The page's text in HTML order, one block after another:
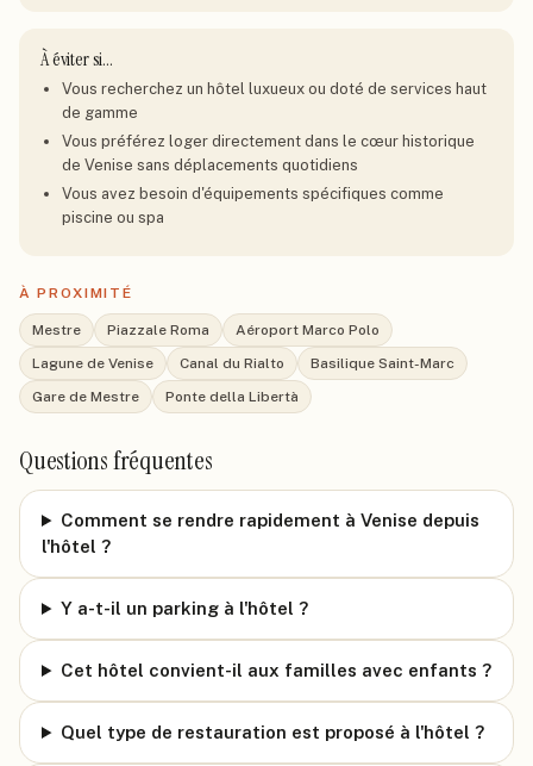
À éviter si…
Vous recherchez un hôtel luxueux ou doté de services haut
de gamme
Vous préférez loger directement dans le cœur historique
de Venise sans déplacements quotidiens
Vous avez besoin d'équipements spécifiques comme
piscine ou spa
À PROXIMITÉ
Mestre Piazzale Roma
Aéroport Marco Polo
Lagune de Venise
Canal du Rialto
Basilique Saint-Marc
Gare de Mestre
Ponte della Libertà
Questions fréquentes
Comment se rendre rapidement à Venise depuis
l'hôtel ?
Y a-t-il un parking à l'hôtel ?
Cet hôtel convient-il aux familles avec enfants ?
Quel type de restauration est proposé à l'hôtel ?